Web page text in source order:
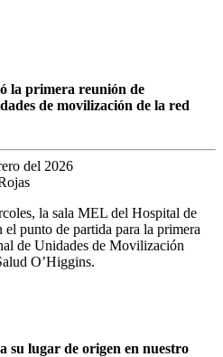
la primera reunión de
de movilización de la red
del 2026
la sala MEL del Hospital de
el punto de partida para la primera
de Unidades de Movilización
O’Higgins.
su lugar de origen en nuestro